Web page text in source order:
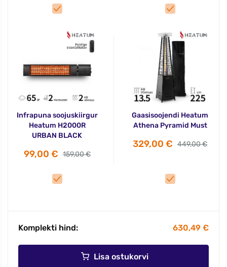
Infrapuna soojuskiirgur
Heatum H2000R
URBAN BLACK
99,00 € 159,00 €
Gaasisoojendi Heatum
Athena Pyramid Must
329,00 € 449,00 €
Komplekti hind: 630,49 €
Lisa ostukorvi